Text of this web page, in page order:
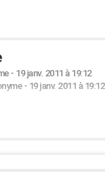
- 19 janv. 2011 à 19:12
- 19 janv. 2011 à 19:12